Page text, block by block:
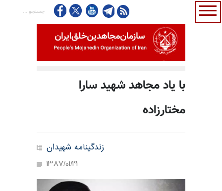
با یاد مجاهد شهید سارا
مختارزاده
زندگینامه شهیدان
1387/01/19